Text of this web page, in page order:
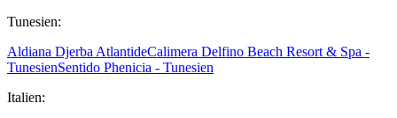
Tunesien:
Aldiana Djerba AtlantideCalimera Delfino Beach Resort & Spa -
TunesienSentido Phenicia - Tunesien
Italien: